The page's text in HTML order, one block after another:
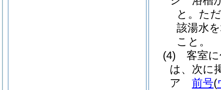
と。 た
該湯水
こと。
(4)
客室
は、次に
ア
前号(